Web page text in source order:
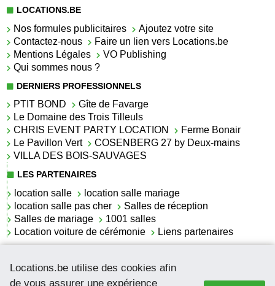
Locations.be utilise des cookies afin
de vous assurer une expérience
LOCATIONS.BE
Nos formules publicitaires
Ajoutez votre site
Contactez-nous
Faire un lien vers Locations.be
Mentions Légales
VO Publishing
Qui sommes nous ?
DERNIERS PROFESSIONNELS
PTIT BOND
Gîte de Favarge
Le Domaine des Trois Tilleuls
CHRIS EVENT PARTY LOCATION
Ferme Bonair
Le Pavillon Vert
COSENBERG 27 by Deux-mains
VILLA DES BOIS-SAUVAGES
LES PARTENAIRES
location salle
location salle mariage
location salle pas cher
Salles de réception
Salles de mariage
1001 salles
Location voiture de cérémonie
Liens partenaires
La location de lettrage pour mariage
La salle de réception pour mariage en Belgique